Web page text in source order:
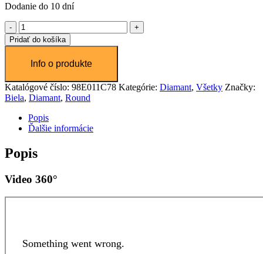
Dodanie do 10 dní
množstvo
Diamant
0.75
Pridať do košíka
Katalógové číslo: 98E011C78 Kategórie: Diamant, Všetky Značky:
Biela, Diamant, Round
Popis
Ďalšie informácie
Popis
Video 360°